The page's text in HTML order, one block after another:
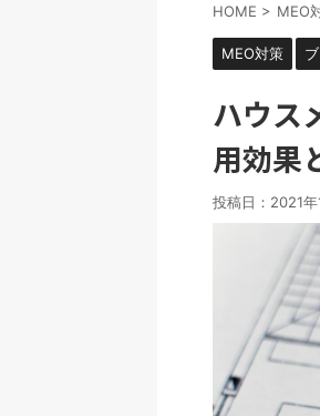
HOME > MEO
MEO対策
ハウス
用効果
投稿日： 2021年